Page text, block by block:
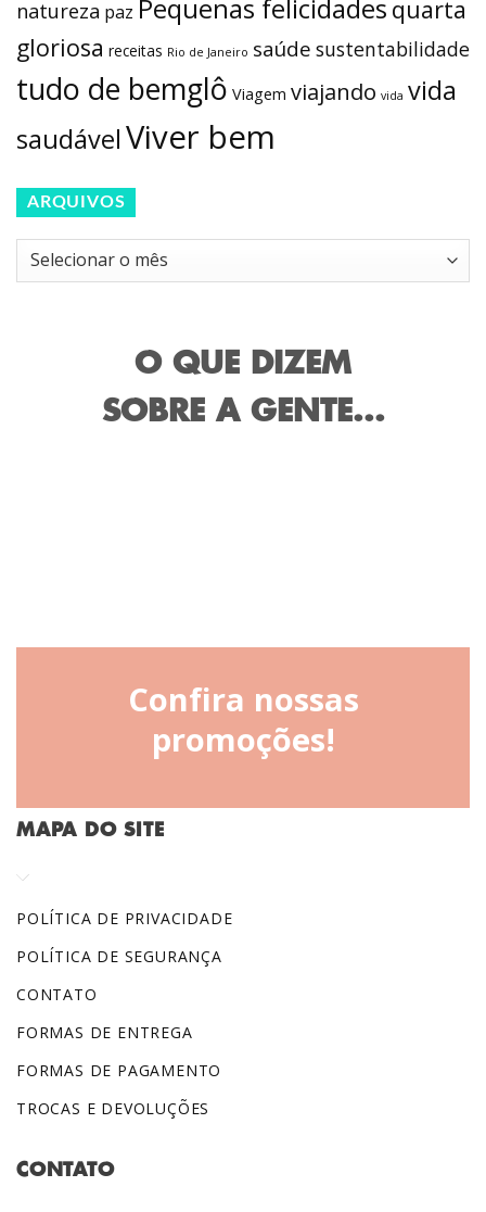
natureza paz Pequenas felicidades quarta
gloriosa receitas Rio de Janeiro saúde sustentabilidade
tudo de bemglô Viagem viajando vida vida
saudávelViver bem
ARQUIVOS
Arquivos
O QUE DIZEM
SOBRE A GENTE...
Confira nossas
promoções!
MAPA DO SITE
POLÍTICA DE PRIVACIDADE
POLÍTICA DE SEGURANÇA
CONTATO
FORMAS DE ENTREGA
FORMAS DE PAGAMENTO
TROCAS E DEVOLUÇÕES
CONTATO